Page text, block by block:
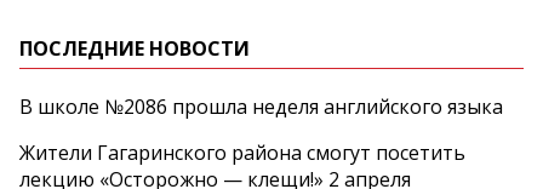
ПОСЛЕДНИЕ НОВОСТИ
В школе №2086 прошла неделя английского языка
Жители Гагаринского района смогут посетить
лекцию «Осторожно — клещи!» 2 апреля